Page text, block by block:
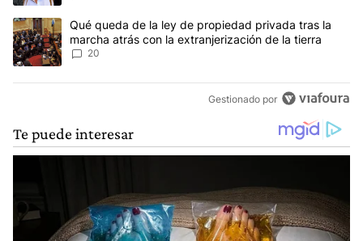
Un artículo de tendencia con el título "Qué queda de la ley de
Qué queda de la ley de propiedad privada tras la
marcha atrás con la extranjerización de la tierra
20
Gestionado por